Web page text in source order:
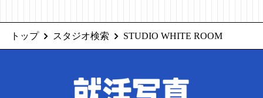
トップ スタジオ検索 STUDIO WHITE ROOM